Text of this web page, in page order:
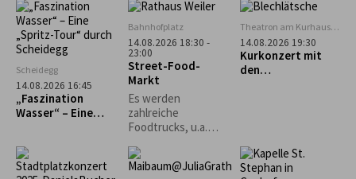
Familien Pro Familie
60 €.
Scheidegg
14.08.2026 16:45
„Faszination
Wasser“ – Eine
Bahnhofplatz
14.08.2026 18:30 -
23:00
Street-Food-
Markt
Es werden
zahlreiche
Foodtrucks, u.a.
asiatisch und vieles
mehr erwartet.
Theatron am Kurhaus
Scheidegg
14.08.2026 19:30
Kurkonzert mit
den